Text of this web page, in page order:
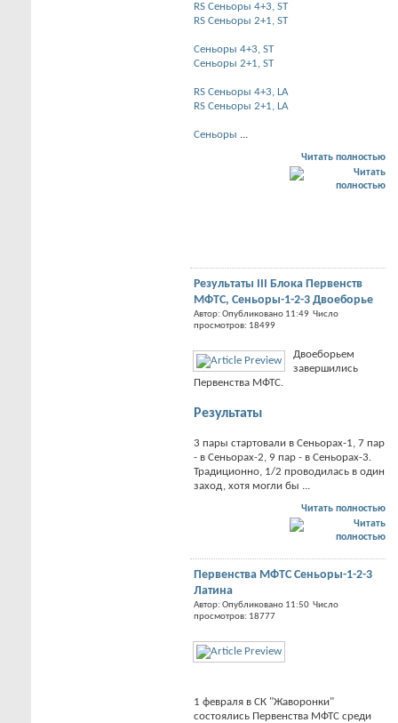
RS Сеньоры 4+3, ST
RS Сеньоры 2+1, ST
Сеньоры 4+3, ST
Сеньоры 2+1, ST
RS Сеньоры 4+3, LA
RS Сеньоры 2+1, LA
Сеньоры
Читать полностью
Результаты III Блока Первенств
МФТС, Сеньоры-1-2-3 Двоеборье
Автор: Опубликовано 11:49 Число
просмотров: 18499
Двоеборьем
завершились
Первенства МФТС.
Результаты
3 пары стартовали в Сеньорах-1, 7 пар
- в Сеньорах-2, 9 пар - в Сеньорах-3.
Традиционно, 1/2 проводилась в один
заход, хотя могли бы ...
Читать полностью
Первенства МФТС Сеньоры-1-2-3
Латина
Автор: Опубликовано 11:50 Число
просмотров: 18777
1 февраля в СК "Жаворонки"
состоялись Первенства МФТС среди